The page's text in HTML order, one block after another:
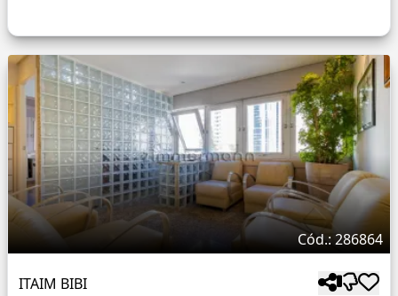
Cód.: 286864
ITAIM BIBI